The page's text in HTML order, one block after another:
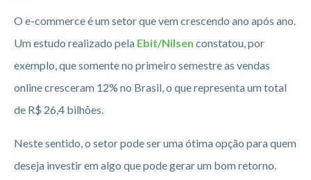
O e-commerce é um setor que vem crescendo ano após ano.
Um estudo realizado pela Ebit/Nilsen constatou, por
exemplo, que somente no primeiro semestre as vendas
online cresceram 12% no Brasil, o que representa um total
de R$ 26,4 bilhões.
Neste sentido, o setor pode ser uma ótima opção para quem
deseja investir em algo que pode gerar um bom retorno.